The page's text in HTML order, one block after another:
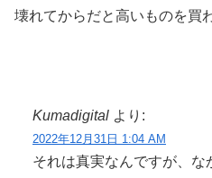
壊れてからだと高いものを買
Kumadigital より:
2022年12月31日 1:04 AM
それは真実なんですが、な